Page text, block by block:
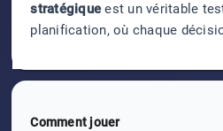
stratégiqueest un véritable
planification, où chaque
Comment jouer